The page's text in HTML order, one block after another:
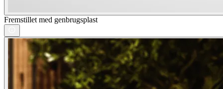
Fremstillet med genbrugsplast